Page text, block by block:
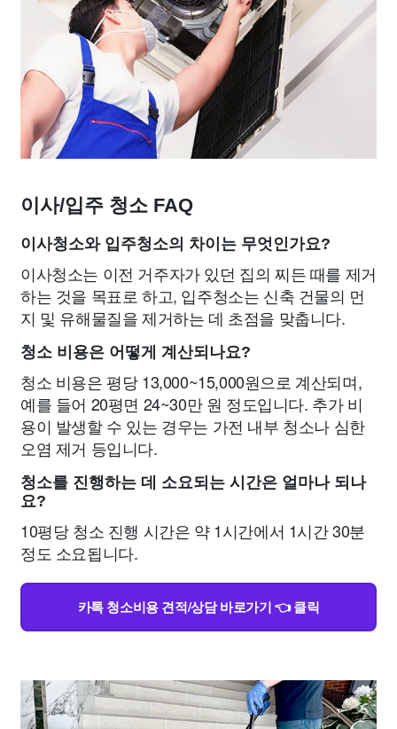
이사/입주 청소 FAQ
이사청소와 입주청소의 차이는 무엇인가요?
이사청소는 이전 거주자가 있던 집의 찌든 때를 제거
하는 것을 목표로 하고, 입주청소는 신축 건물의 먼
지 및 유해물질을 제거하는 데 초점을 맞춥니다.
청소 비용은 어떻게 계산되나요?
청소 비용은 평당 13,000~15,000원으로 계산되며,
예를 들어 20평면 24~30만 원 정도입니다. 추가 비
용이 발생할 수 있는 경우는 가전 내부 청소나 심한
오염 제거 등입니다.
청소를 진행하는 데 소요되는 시간은 얼마나 되나
요?
10평당 청소 진행 시간은 약 1시간에서 1시간 30분
정도 소요됩니다.
카톡 청소비용 견적/상담 바로가기 👈 클릭